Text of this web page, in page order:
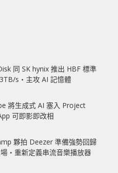
同 SK hynix 推出 HBF 標準
s‧主攻 AI 記憶體
將生成式 AI 塞入 Project
可即影即改相
夥拍 Deezer 準備強勢回歸
‧重新定義串流音樂播放器